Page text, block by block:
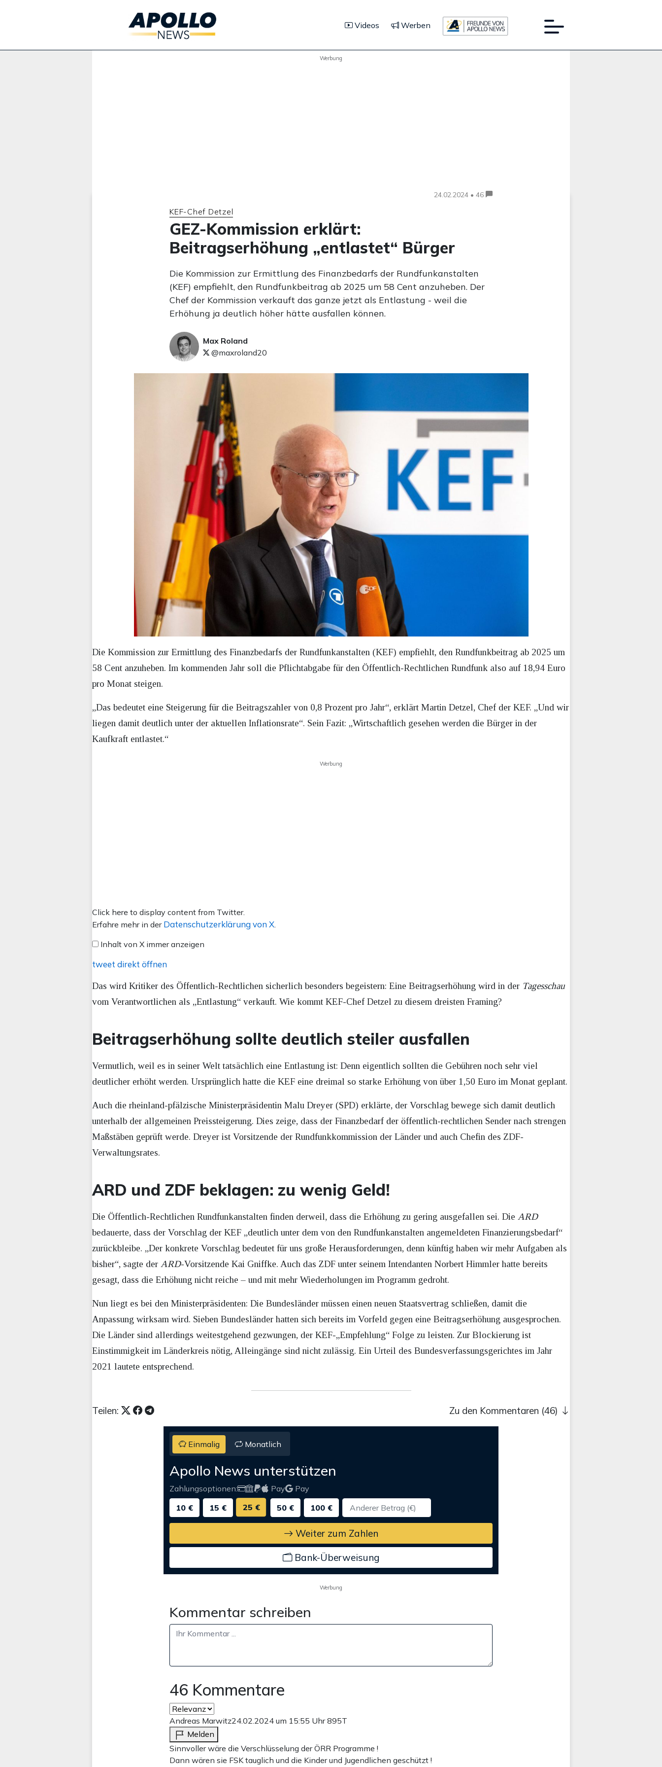
Videos Werben
Werbung
24.02.2024 • 46
KEF-Chef Detzel
GEZ-Kommission erklärt:
Beitragserhöhung „entlastet“ Bürger
Die Kommission zur Ermittlung des Finanzbedarfs der Rundfunkanstalten
(KEF) empfiehlt, den Rundfunkbeitrag ab 2025 um 58 Cent anzuheben. Der
Chef der Kommission verkauft das ganze jetzt als Entlastung - weil die
Erhöhung ja deutlich höher hätte ausfallen können.
Max Roland
@maxroland20
Die Kommission zur Ermittlung des Finanzbedarfs der Rundfunkanstalten (KEF) empfiehlt, den Rundfunkbeitrag ab 2025 um
58 Cent anzuheben. Im kommenden Jahr soll die Pflichtabgabe für den Öffentlich-Rechtlichen Rundfunk also auf 18,94 Euro
pro Monat steigen.
„Das bedeutet eine Steigerung für die Beitragszahler von 0,8 Prozent pro Jahr“, erklärt Martin Detzel, Chef der KEF. „Und wir
liegen damit deutlich unter der aktuellen Inflationsrate“. Sein Fazit: „Wirtschaftlich gesehen werden die Bürger in der
Kaufkraft entlastet.“
Werbung
Inhalt
von
anzeigen
Click here to display content from Twitter.
Erfahre mehr in der Datenschutzerklärung von X
Inhalt von X immer anzeigen
tweet direkt öffnen
Das wird Kritiker des Öffentlich-Rechtlichen sicherlich besonders begeistern: Eine Beitragserhöhung wird in der Tagesschau
vom Verantwortlichen als „Entlastung“ verkauft. Wie kommt KEF-Chef Detzel zu diesem dreisten Framing?
Beitragserhöhung sollte deutlich steiler ausfallen
Vermutlich, weil es in seiner Welt tatsächlich eine Entlastung ist: Denn eigentlich sollten die Gebühren noch sehr viel
deutlicher erhöht werden. Ursprünglich hatte die KEF eine dreimal so starke Erhöhung von über 1,50 Euro im Monat geplant.
Auch die rheinland-pfälzische Ministerpräsidentin Malu Dreyer (SPD) erklärte, der Vorschlag bewege sich damit deutlich
unterhalb der allgemeinen Preissteigerung. Dies zeige, dass der Finanzbedarf der öffentlich-rechtlichen Sender nach strengen
Maßstäben geprüft werde. Dreyer ist Vorsitzende der Rundfunkkommission der Länder und auch Chefin des ZDF-
Verwaltungsrates.
ARD und ZDF beklagen: zu wenig Geld!
Die Öffentlich-Rechtlichen Rundfunkanstalten finden derweil, dass die Erhöhung zu gering ausgefallen sei. Die ARD
bedauerte, dass der Vorschlag der KEF „deutlich unter dem von den Rundfunkanstalten angemeldeten Finanzierungsbedarf“
zurückbleibe. „Der konkrete Vorschlag bedeutet für uns große Herausforderungen, denn künftig haben wir mehr Aufgaben als
bisher“, sagte der ARD-Vorsitzende Kai Gniffke. Auch das ZDF unter seinem Intendanten Norbert Himmler hatte bereits
gesagt, dass die Erhöhung nicht reiche – und mit mehr Wiederholungen im Programm gedroht.
Nun liegt es bei den Ministerpräsidenten: Die Bundesländer müssen einen neuen Staatsvertrag schließen, damit die
Anpassung wirksam wird. Sieben Bundesländer hatten sich bereits im Vorfeld gegen eine Beitragserhöhung ausgesprochen.
Die Länder sind allerdings weitestgehend gezwungen, der KEF-„Empfehlung“ Folge zu leisten. Zur Blockierung ist
Einstimmigkeit im Länderkreis nötig, Alleingänge sind nicht zulässig. Ein Urteil des Bundesverfassungsgerichtes im Jahr
2021 lautete entsprechend.
Teilen: Zu den Kommentaren (46)
Einmalig Monatlich
Apollo News unterstützen
Zahlungsoptionen: Pay
Pay
10 €
15 € 25 € 50 € 100 €
Weiter zum Zahlen
Bank-Überweisung
Werbung
Kommentar schreiben
46 Kommentare
Andreas Marwitz24.02.2024 um 15:55 Uhr895T
Melden
Sinnvoller wäre die Verschlüsselung der ÖRR Programme !
Dann wären sie FSK tauglich und die Kinder und Jugendlichen geschützt !